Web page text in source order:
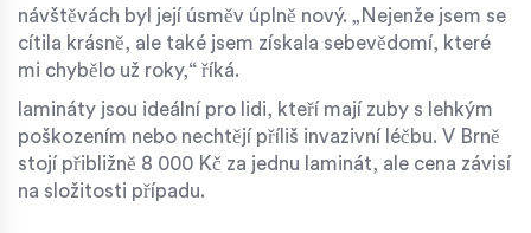
návštěvách byl její úsměv úplně nový. „Nejenže jsem se
cítila krásně, ale také jsem získala sebevědomí, které
mi chybělo už roky,“ říká.
lamináty jsou ideální pro lidi, kteří mají zuby s lehkým
poškozením nebo nechtějí příliš invazivní léčbu. V Brně
stojí přibližně 8 000 Kč za jednu laminát, ale cena závisí
na složitosti případu.